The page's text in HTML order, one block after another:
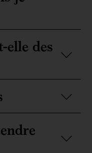
elle des